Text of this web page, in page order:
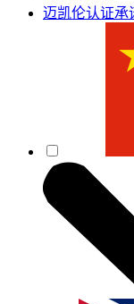
迈凯伦认证承